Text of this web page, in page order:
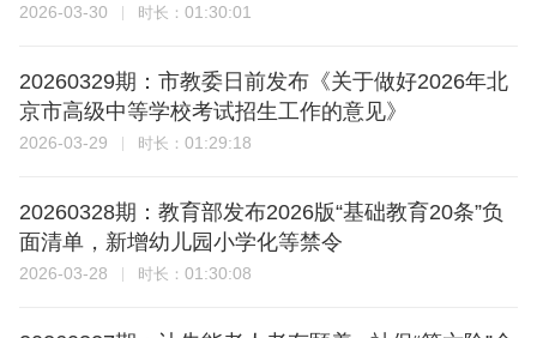
2026-03-30 时长： 01:30:01
20260329期：市教委日前发布《关于做好2026年北
京市高级中等学校考试招生工作的意见》
2026-03-29 时长： 01:29:18
20260328期：教育部发布2026版“基础教育20条”负
面清单，新增幼儿园小学化等禁令
2026-03-28 时长： 01:30:08